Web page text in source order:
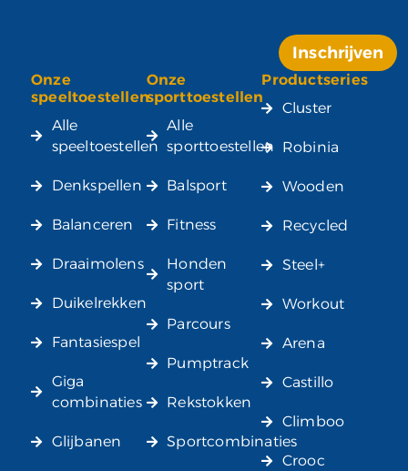
Inschrijven
Alternative:
Onze
speeltoestellen
Alle
speeltoestellen
Denkspellen
Balanceren
Draaimolens
Duikelrekken
Fantasiespel
Giga
combinaties
Glijbanen
Onze
sporttoestellen
Alle
sporttoestellen
Balsport
Fitness
Honden
sport
Parcours
Pumptrack
Rekstokken
Sportcombinaties
Productseries
Cluster
Robinia
Wooden
Recycled
Steel+
Workout
Arena
Castillo
Climboo
Crooc